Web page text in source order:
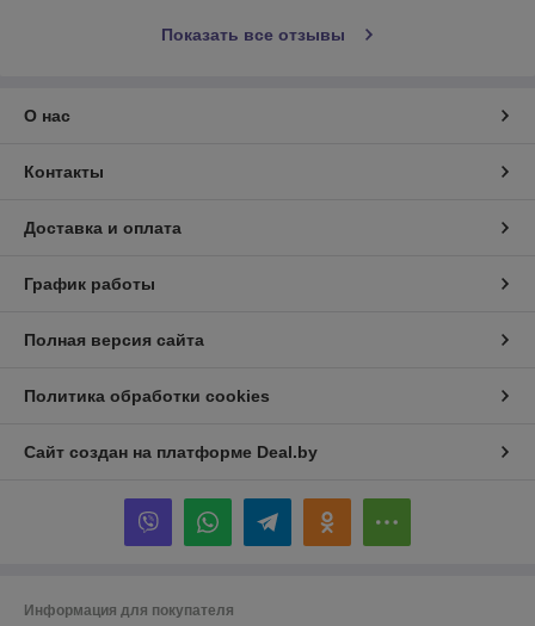
Показать все отзывы
О нас
Контакты
Доставка и оплата
График работы
Полная версия сайта
Политика обработки cookies
Сайт создан на платформе Deal.by
Информация для покупателя